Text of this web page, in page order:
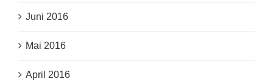
Juni 2016
Mai 2016
April 2016